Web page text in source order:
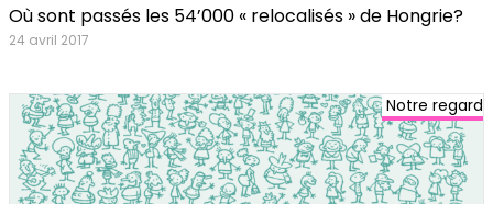
Où sont passés les 54’000 « relocalisés » de Hongrie?
24 avril 2017
Notre regard